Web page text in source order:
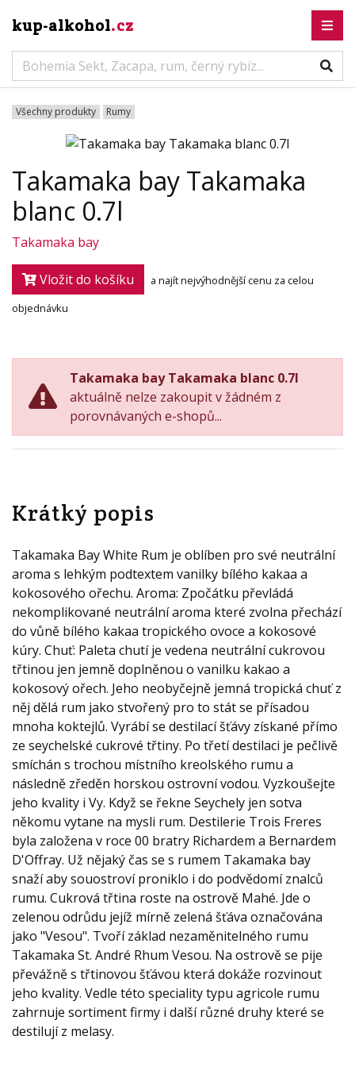
kup-alkohol.cz
Všechny produkty Rumy
Takamaka bay Takamaka
blanc 0.7l
Takamaka bay
Vložit do košíku
a najít nejvýhodnější cenu za celou
objednávku
Takamaka bay Takamaka blanc 0.7l
aktuálně nelze zakoupit v žádném z
porovnávaných e-shopů...
Krátký popis
Takamaka Bay White Rum je oblíben pro své neutrální
aroma s lehkým podtextem vanilky bílého kakaa a
kokosového ořechu. Aroma: Zpočátku převládá
nekomplikované neutrální aroma které zvolna přechází
do vůně bílého kakaa tropického ovoce a kokosové
kúry. Chuť: Paleta chutí je vedena neutrální cukrovou
třtinou jen jemně doplněnou o vanilku kakao a
kokosový ořech. Jeho neobyčejně jemná tropická chuť z
něj dělá rum jako stvořený pro to stát se přísadou
mnoha koktejlů. Vyrábí se destilací šťávy získané přímo
ze seychelské cukrové třtiny. Po třetí destilaci je pečlivě
smíchán s trochou místního kreolského rumu a
následně zředěn horskou ostrovní vodou. Vyzkoušejte
jeho kvality i Vy. Když se řekne Seychely jen sotva
někomu vytane na mysli rum. Destilerie Trois Freres
byla založena v roce 00 bratry Richardem a Bernardem
D'Offray. Už nějaký čas se s rumem Takamaka bay
snaží aby souostroví proniklo i do podvědomí znalců
rumu. Cukrová třtina roste na ostrově Mahé. Jde o
zelenou odrůdu jejíž mírně zelená šťáva označována
jako "Vesou". Tvoří základ nezaměnitelného rumu
Takamaka St. André Rhum Vesou. Na ostrově se pije
převážně s třtinovou šťávou která dokáže rozvinout
jeho kvality. Vedle této speciality typu agricole rumu
zahrnuje sortiment firmy i další různé druhy které se
destilují z melasy.